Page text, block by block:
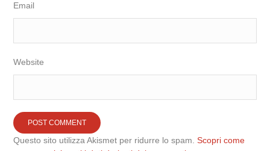
Email
Website
Questo sito utilizza Akismet per ridurre lo spam.Scopri come